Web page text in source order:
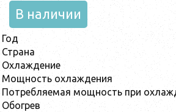
В наличии
Год
Страна
Охлаждение
Мощность охлаждения
Потребляемая мощность при
Обогрев